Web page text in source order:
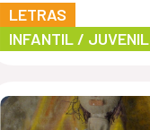
LETRAS
INFANTIL / JUVENIL